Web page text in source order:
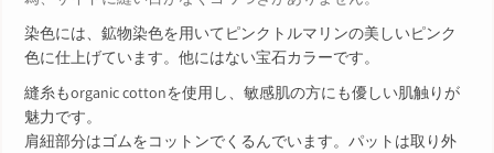
染色には、鉱物染色を用いてピンクトルマリンの美しいピンク
色に仕上げています。他にはない宝石カラーです。
縫糸もorganic cottonを使用し、敏感肌の方にも優しい肌触りが
魅力です。
肩紐部分はゴムをコットンでくるんでいます。 パットは取り外